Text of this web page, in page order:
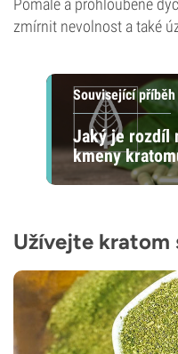
Pomalé a prohloubené
zmírnit nevolnost a také
Související příběh
Jaký je rozdíl
kmeny
Užívejte kratom